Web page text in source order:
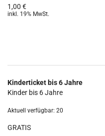
1,00 €
inkl. 19% MwSt.
Kinderticket bis 6 Jahre
Kinder bis 6 Jahre
Aktuell verfügbar: 20
GRATIS